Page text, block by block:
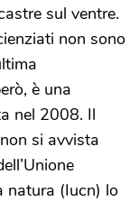
sul ventre.
non sono
è una
nel 2008. Il
si avvista
natura (Iucn) lo